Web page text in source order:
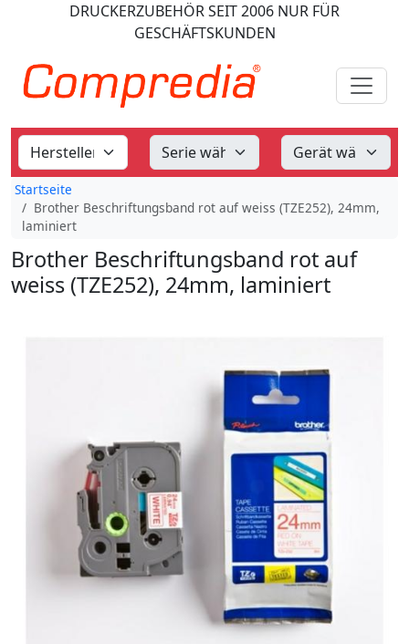
DRUCKERZUBEHÖRSEIT 2006 NUR FÜR
GESCHÄFTSKUNDEN
Startseite
Brother Beschriftungsband rot auf weiss (TZE252), 24mm,
laminiert
Brother Beschriftungsband rot auf
weiss (TZE252), 24mm, laminiert